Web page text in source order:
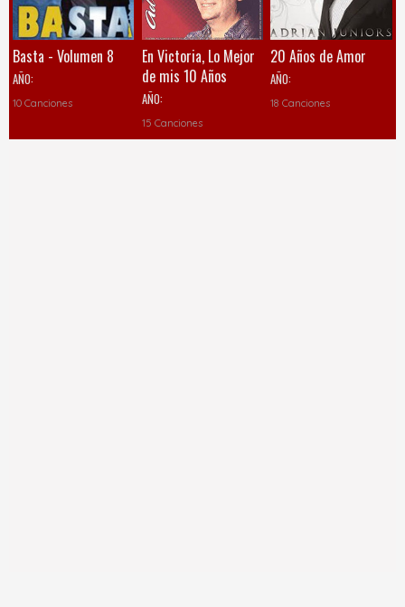
Basta - Volumen 8
AÑO:
10 Canciones
En Victoria, Lo Mejor
de mis 10 Años
AÑO:
15 Canciones
20 Años de Amor
AÑO:
18 Canciones